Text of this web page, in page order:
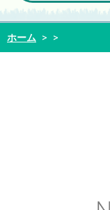
ホーム > >